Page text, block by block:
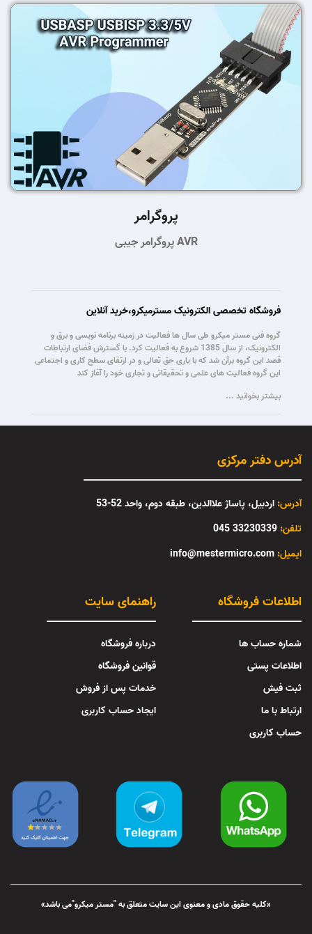
پروگرامر
پروگرامر جیبی AVR
فروشگاه تخصصی الکترونیک مسترمیکرو،خرید آنلاین
گروه فنی مستر میکرو طی سال ها فعالیت در زمینه برنامه نویسی و برق و
الکترونیک، از سال 1385 شروع به فعالیت کرد. با گسترش فضای ارتباطات
قصد این گروه برآن شد که با یاری حق تعالی و در ارتقای سطح کاری و اجتماعی
این گروه فعالیت های علمی و تحقیقاتی و تجاری خود را آغاز کند
بیشتر بخوانید ...
آدرس دفتر مرکزی
آدرس: اردبیل، پاساژ علاالدین، طبقه دوم، واحد 52-53
تلفن: 33230339 045
info@mestermicro.com :ایمیل
راهنمای سایت
درباره فروشگاه
قوانین فروشگاه
خدمات پس از فروش
ایجاد حساب کاربری
اطلاعات فروشگاه
شماره حساب ها
اطلاعات پستی
ثبت فیش
ارتباط با ما
حساب کاربری
«کلیه حقوق مادی و معنوی این سایت متعلق به "مستر میکرو"می باشد»